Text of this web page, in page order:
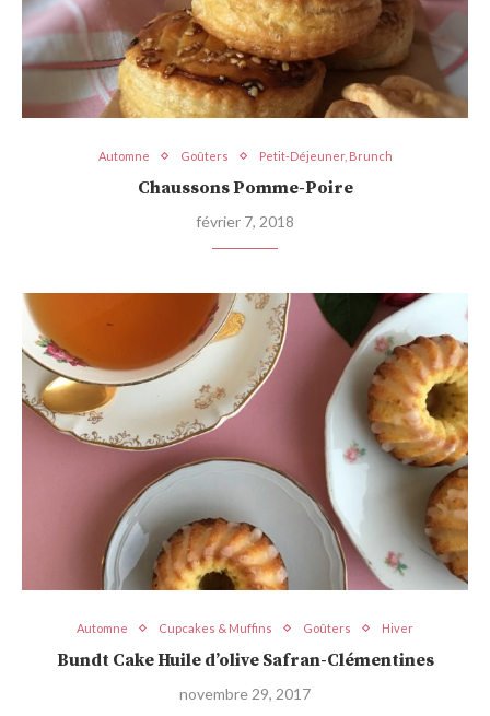
Automne Goûters Petit-Déjeuner, Brunch
Chaussons Pomme-Poire
février 7, 2018
Automne Cupcakes & Muffins Goûters Hiver
Bundt Cake Huile d’olive Safran-Clémentines
novembre 29, 2017